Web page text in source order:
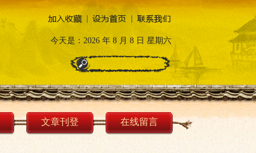
今天是： 2026 年 8 月 8 日 星期六
文章刊登 在线留言